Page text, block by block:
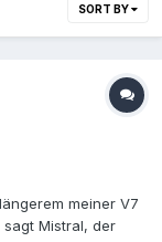
SORT BY
meiner V7
Mistral, der